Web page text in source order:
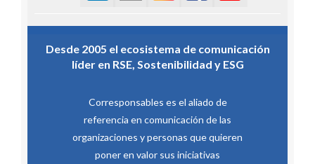
Desde 2005 el ecosistema de comunicación
líder en RSE, Sostenibilidad y ESG
Corresponsables es el aliado de
referencia en comunicación de las
organizaciones y personas que quieren
poner en valor sus iniciativas